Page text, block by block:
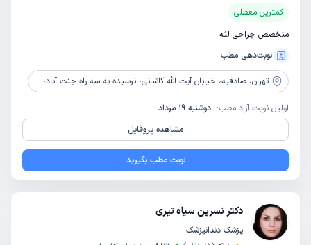
کمترین معطلی
متخصص جراحی لثه
نوبت‌دهی مطب
تهران، صادقیه، خیابان آیت الله کاشانی، نرسیده به سه راه جنت آباد، خیابان نیرو دوم، ساختمان سبز، طبقه 1، واحد 7
اولین نوبت آزاد مطب: دوشنبه 19 مرداد
مشاهده پروفایل
نوبت مطب بگیرید
دکتر نسرین سیاه تیری
پزشک دندانپزشک